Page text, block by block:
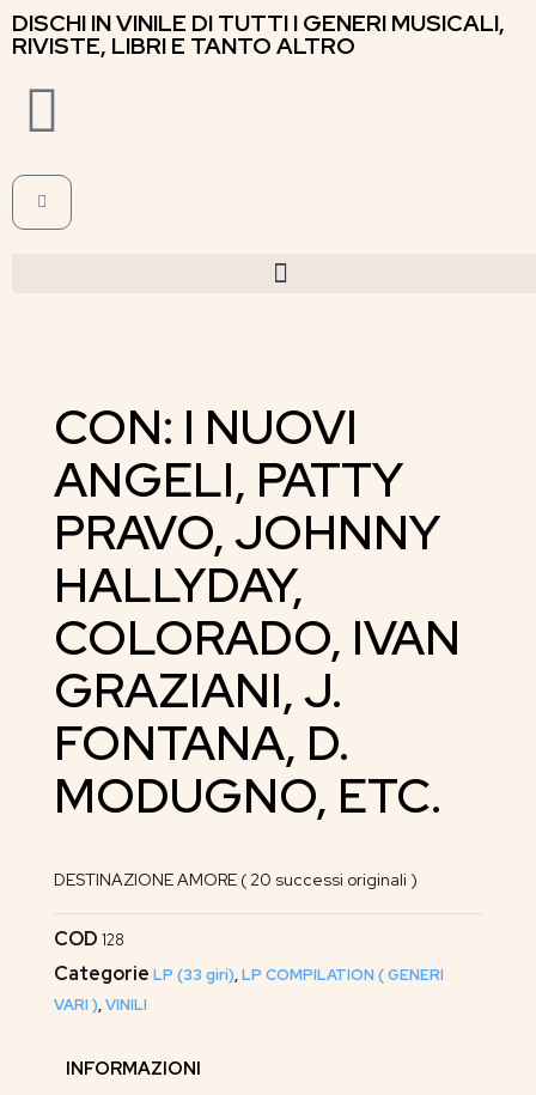
DISCHI IN VINILE DI TUTTI I GENERI MUSICALI,
RIVISTE, LIBRI E TANTO ALTRO
CON: I NUOVI
ANGELI, PATTY
PRAVO, JOHNNY
HALLYDAY,
COLORADO, IVAN
GRAZIANI, J.
FONTANA, D.
MODUGNO, ETC.
DESTINAZIONE AMORE ( 20 successi originali )
COD 128
Categorie LP (33 giri),LP COMPILATION ( GENERI
VARI ),VINILI
INFORMAZIONI